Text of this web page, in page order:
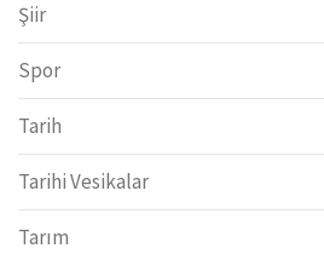
Şiir
Spor
Tarih
Tarihi Vesikalar
Tarım